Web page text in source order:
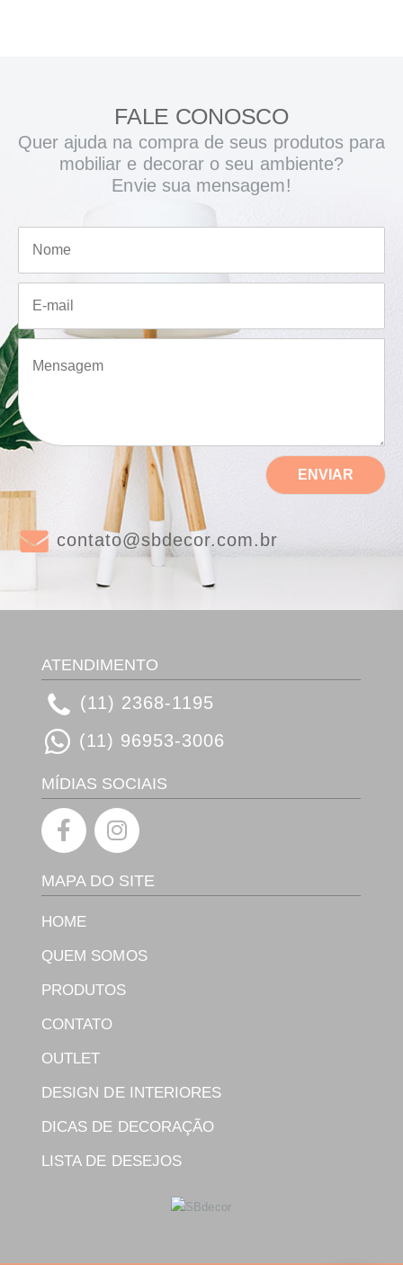
FALE CONOSCO
Quer ajuda na compra de seus produtos para
mobiliar e decorar o seu ambiente?
Envie sua mensagem!
m
e
m
a
i
*
M
e
n
s
a
g
e
*
ENVIAR
contato@sbdecor.com.br
ATENDIMENTO
(11) 2368-1195
(11) 96953-3006
MÍDIAS SOCIAIS
MAPA DO SITE
HOME
QUEM SOMOS
PRODUTOS
CONTATO
OUTLET
DESIGN DE INTERIORES
DICAS DE DECORAÇÃO
LISTA DE DESEJOS